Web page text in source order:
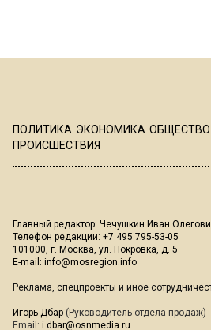
ПОЛИТИКА ЭКОНОМИКА ОБЩЕСТВО
ПРОИСШЕСТВИЯ
Главный редактор: Чечушкин Иван
Телефон редакции: +7 495 795-53-05
101000, г. Москва, ул. Покровка, д. 5
E-mail: info@mosregion.info
Реклама, спецпроекты и иное
Игорь Дбар (Руководитель отдела продаж)
Email: i.dbar@osnmedia.ru